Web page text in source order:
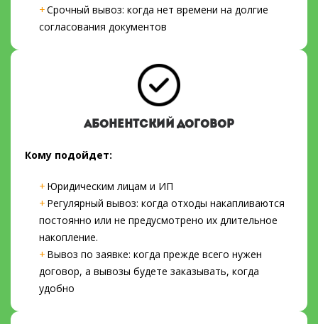
Срочный вывоз: когда нет времени на долгие
согласования документов
АБОНЕНТСКИЙ ДОГОВОР
Кому подойдет:
Юридическим лицам и ИП
Регулярный вывоз: когда отходы накапливаются
постоянно или не предусмотрено их длительное
накопление.
Вывоз по заявке: когда прежде всего нужен
договор, а вывозы будете заказывать, когда
удобно